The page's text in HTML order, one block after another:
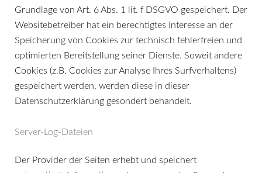
Grundlage von Art. 6 Abs. 1 lit. f DSGVO gespeichert. Der
Websitebetreiber hat ein berechtigtes Interesse an der
Speicherung von Cookies zur technisch fehlerfreien und
optimierten Bereitstellung seiner Dienste. Soweit andere
Cookies (z.B. Cookies zur Analyse Ihres Surfverhaltens)
gespeichert werden, werden diese in dieser
Datenschutzerklärung gesondert behandelt.
Server-Log-Dateien
Der Provider der Seiten erhebt und speichert